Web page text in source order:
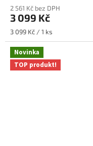
2 561 Kč bez DPH
3 099 Kč
Měrná
cena:
3 099 Kč / 1 ks
Novinka
TOP produkt!